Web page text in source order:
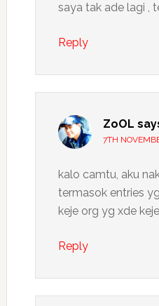
saya tak ade lagi ,
Reply
ZoOL
7TH
kalo camtu, aku
termasok entries
keje org yg xde
Reply